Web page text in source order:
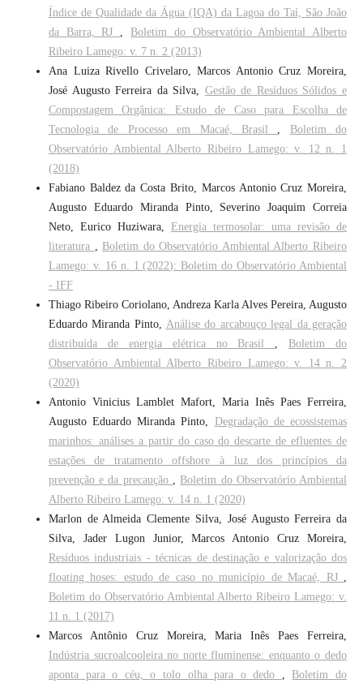
Índice de Qualidade da Água (IQA) da Lagoa do Taí, São João
da Barra, RJ
Boletim do Observatório Ambiental Alberto
Ribeiro Lamego: v. 7 n. 2 (2013)
Ana Luiza Rivello Crivelaro, Marcos Antonio Cruz Moreira,
José Augusto Ferreira da Silva, Gestão de Resíduos Sólidos e
Compostagem Orgânica: Estudo de Caso para Escolha de
Tecnologia de Processo em Macaé, Brasil
Boletim do
Observatório Ambiental Alberto Ribeiro Lamego: v. 12 n. 1
(2018)
Fabiano Baldez da Costa Brito, Marcos Antonio Cruz Moreira,
Augusto Eduardo Miranda Pinto, Severino Joaquim Correia
Neto, Eurico Huziwara, Energia termosolar: uma revisão de
literatura
Boletim do Observatório Ambiental Alberto Ribeiro
Lamego: v. 16 n. 1 (2022): Boletim do Observatório Ambiental
- IFF
Thiago Ribeiro Coriolano, Andreza Karla Alves Pereira, Augusto
Eduardo Miranda Pinto, Análise do arcabouço legal da geração
distribuída de energia elétrica no Brasil
Boletim do
Observatório Ambiental Alberto Ribeiro Lamego: v. 14 n. 2
(2020)
Antonio Vinicius Lamblet Mafort, Maria Inês Paes Ferreira,
Augusto Eduardo Miranda Pinto, Degradação de ecossistemas
marinhos: análises a partir do caso do descarte de efluentes de
estações de tratamento offshore à luz dos princípios da
prevenção e da precaução
Boletim do Observatório Ambiental
Alberto Ribeiro Lamego: v. 14 n. 1 (2020)
Marlon de Almeida Clemente Silva, José Augusto Ferreira da
Silva, Jader Lugon Junior, Marcos Antonio Cruz Moreira,
Resíduos industriais - técnicas de destinação e valorização dos
floating hoses: estudo de caso no município de Macaé, RJ
Boletim do Observatório Ambiental Alberto Ribeiro Lamego: v.
11 n. 1 (2017)
Marcos Antônio Cruz Moreira, Maria Inês Paes Ferreira,
Indústria sucroalcooleira no norte fluminense: enquanto o dedo
aponta para o céu, o tolo olha para o dedo
Boletim do